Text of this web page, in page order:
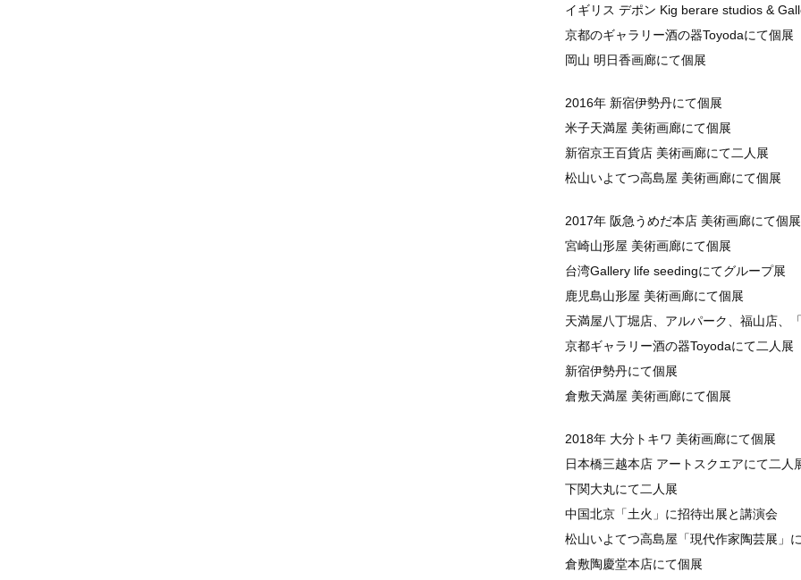
イギリス デポン Kig berare studios &
京都のギャラリー酒の器Toyodaにて個展
岡山 明日香画廊にて個展
2016年 新宿伊勢丹にて個展
米子天満屋 美術画廊にて個展
新宿京王百貨店 美術画廊にて二人展
松山いよてつ高島屋 美術画廊にて個展
2017年 阪急うめだ本店 美術画廊にて個展
宮崎山形屋 美術画廊にて個展
台湾Gallery life seedingにてグループ展
鹿児島山形屋 美術画廊にて個展
天満屋八丁堀店、アルパーク、福山店、
京都ギャラリー酒の器Toyodaにて二人展
新宿伊勢丹にて個展
倉敷天満屋 美術画廊にて個展
2018年 大分トキワ 美術画廊にて個展
日本橋三越本店 アートスクエアにて二人
下関大丸にて二人展
中国北京「土火」に招待出展と講演会
松山いよてつ高島屋「現代作家陶芸展」
倉敷陶慶堂本店にて個展